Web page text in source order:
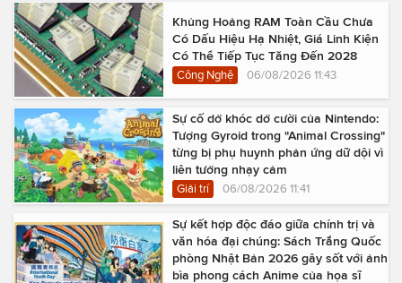
Khủng Hoảng RAM Toàn Cầu Chưa
Có Dấu Hiệu Hạ Nhiệt, Giá Linh Kiện
Có Thể Tiếp Tục Tăng Đến 2028
Công Nghệ 06/08/2026 11:43
Sự cố dở khóc dở cười của Nintendo:
Tượng Gyroid trong "Animal Crossing"
từng bị phụ huynh phản ứng dữ dội vì
liên tưởng nhạy cảm
Giải trí 06/08/2026 11:41
Sự kết hợp độc đáo giữa chính trị và
văn hóa đại chúng: Sách Trắng Quốc
phòng Nhật Bản 2026 gây sốt với ảnh
bìa phong cách Anime của họa sĩ